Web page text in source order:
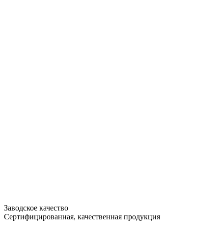
Заводское качество
Сертифицированная, качественная продукция